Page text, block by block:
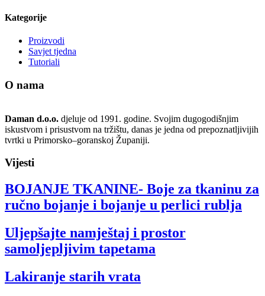
Kategorije
Proizvodi
Savjet tjedna
Tutoriali
O nama
Daman d.o.o. djeluje od 1991. godine. Svojim dugogodišnjim
iskustvom i prisustvom na tržištu, danas je jedna od prepoznatljivijih
tvrtki u Primorsko–goranskoj Županiji.
Vijesti
BOJANJE TKANINE- Boje za tkaninu za
ručno bojanje i bojanje u perlici rublja
Uljepšajte namještaj i prostor
samoljepljivim tapetama
Lakiranje starih vrata